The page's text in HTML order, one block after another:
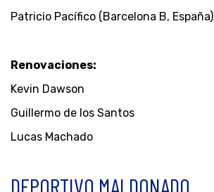
Patricio Pacífico (Barcelona B, España)
Renovaciones:
Kevin Dawson
Guillermo de los Santos
Lucas Machado
DEPORTIVO MALDONADO